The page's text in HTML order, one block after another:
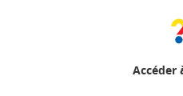
Accéder